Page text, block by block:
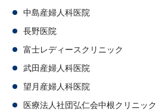
中島産婦人科医院
長野医院
富士レディースクリニック
武田産婦人科医院
望月産婦人科医院
医療法人社団弘仁会中根クリニック